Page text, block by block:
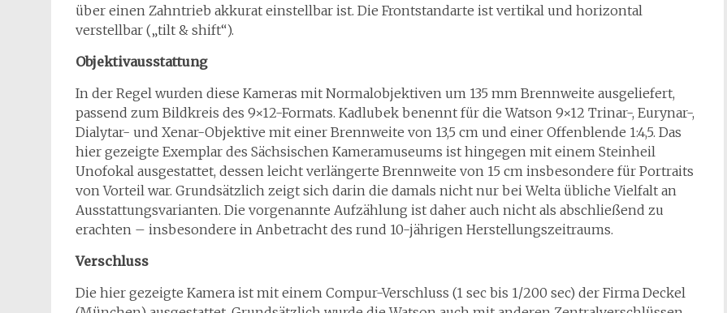
über einen Zahntrieb akkurat einstellbar ist. Die Frontstandarte ist vertikal und horizontal
verstellbar („tilt & shift“).
Objektivausstattung
In der Regel wurden diese Kameras mit Normalobjektiven um 135 mm Brennweite ausgeliefert,
passend zum Bildkreis des 9×12-Formats. Kadlubek benennt für die Watson 9×12 Trinar-, Eurynar-,
Dialytar- und Xenar-Objektive mit einer Brennweite von 13,5 cm und einer Offenblende 1:4,5. Das
hier gezeigte Exemplar des Sächsischen Kameramuseums ist hingegen mit einem Steinheil
Unofokal ausgestattet, dessen leicht verlängerte Brennweite von 15 cm insbesondere für Portraits
von Vorteil war. Grundsätzlich zeigt sich darin die damals nicht nur bei Welta übliche Vielfalt an
Ausstattungsvarianten. Die vorgenannte Aufzählung ist daher auch nicht als abschließend zu
erachten – insbesondere in Anbetracht des rund 10-jährigen Herstellungszeitraums.
Verschluss
Die hier gezeigte Kamera ist mit einem Compur-Verschluss (1 sec bis 1/200 sec) der Firma Deckel